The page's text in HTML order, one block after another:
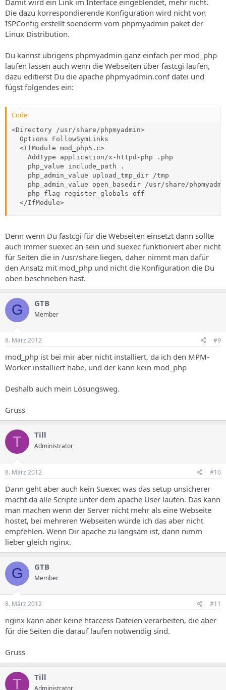
Die dazu korrespondierende Konfiguration wird nicht von
ISPConfig erstellt soenderm vom phpmyadmin paket der
Linux Distribution.
Du kannst übrigens phpmyadmin ganz einfach per mod_php
laufen lassen auch wenn die Webseiten über fastcgi laufen,
dazu editierst Du die apache phpmyadmin.conf datei und
fügst folgendes ein:
Code:
<Directory /usr/share/phpmyadmin>
  Options FollowSymLinks
  <IfModule mod_php5.c>
    AddType application/x-httpd-php .php
    php_value include_path .
    php_admin_value upload_tmp_dir /tmp
php_admin_value open_basedir /usr/share/
    php_flag register_globals off
  </IfModule>
Denn wenn Du fastcgi für die Webseiten einsetzt dann sollte
auch immer suexec an sein und suexec funktioniert aber nicht
für Seiten die in /usr/share liegen, daher nimmt man dafür
den Ansatz mit mod_php und nicht die Konfiguration die Du
oben beschrieben hast.
G GTB
Member
8. März 2012 #9
mod_php ist bei mir aber nicht installiert, da ich den MPM-
Worker installiert habe, und der kann kein mod_php
Deshalb auch mein Lösungsweg.
Gruss
T Till
Administrator
8. März 2012 #10
Dann geht aber auch kein Suexec was das setup unsicherer
macht da alle Scripte unter dem apache User laufen. Das kann
man machen wenn der Server nicht mehr als eine Webseite
hostet, bei mehreren Webseiten würde ich das aber nicht
empfehlen. Wenn Dir apache zu langsam ist, dann nimm
lieber gleich nginx.
G GTB
Member
8. März 2012 #11
nginx kann aber keine htaccess Dateien verarbeiten, die aber
für die Seiten die darauf laufen notwendig sind.
Gruss
T Till
Administrator